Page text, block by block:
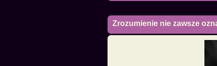
Zrozumienie nie zawsze